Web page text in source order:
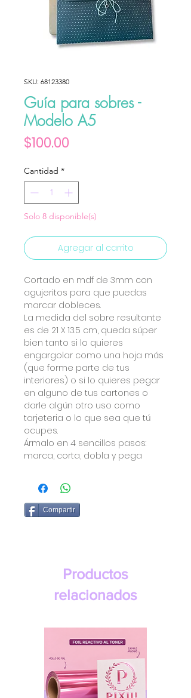
SKU: 68123380
Guía para sobres -
Modelo A5
$100.00
Cantidad *
Solo 8 disponible(s)
Agregar al carrito
Cortado en mdf de 3mm con
agujeritos para que puedas
marcar dobleces.
La medida del sobre resultante
es de 21 X 13.5 cm, queda súper
bien tanto si lo quieres
engargolar como una hoja más
(que forme parte de tus
interiores) o si lo quieres pegar
en alguno de tus cartones o
darle algún otro uso como
tarjeteria o lo que sea que tú
ocupes.
Ármalo en 4 sencillos pasos:
marca, corta, dobla y pega
Compartir
Productos
relacionados